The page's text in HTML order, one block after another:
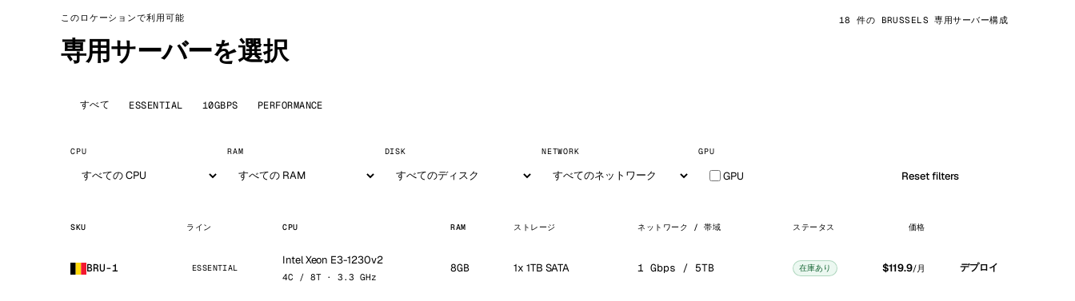
このロケーションで利用可能
専用サーバーを選択
18 件の BRUSSELS 専用サーバー構成
すべて ESSENTIAL 10GBPS PERFORMANCE
CPU RAM DISK NETWORK GPU
GPU Reset filters
SKU ライン CPU RAM ストレージ ネットワーク / 帯域 ステータス 価格
BRU-1 ESSENTIAL
Intel Xeon E3-1230v2
4C / 8T · 3.3 GHz
8GB 1x 1TB SATA 1 Gbps / 5TB 在庫あり $119.9/月 デプロイ